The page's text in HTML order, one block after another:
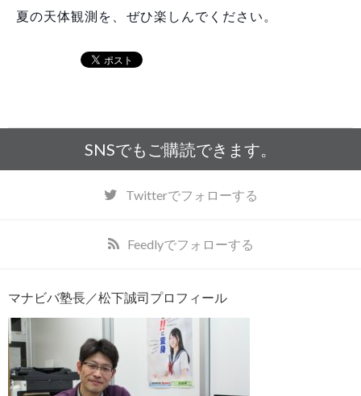
夏の天体観測を、ぜひ楽しんでください。
SNSでもご購読できます。
Twitterでフォローする
Feedlyでフォローする
マナビバ塾長／松下誠司プロフィール